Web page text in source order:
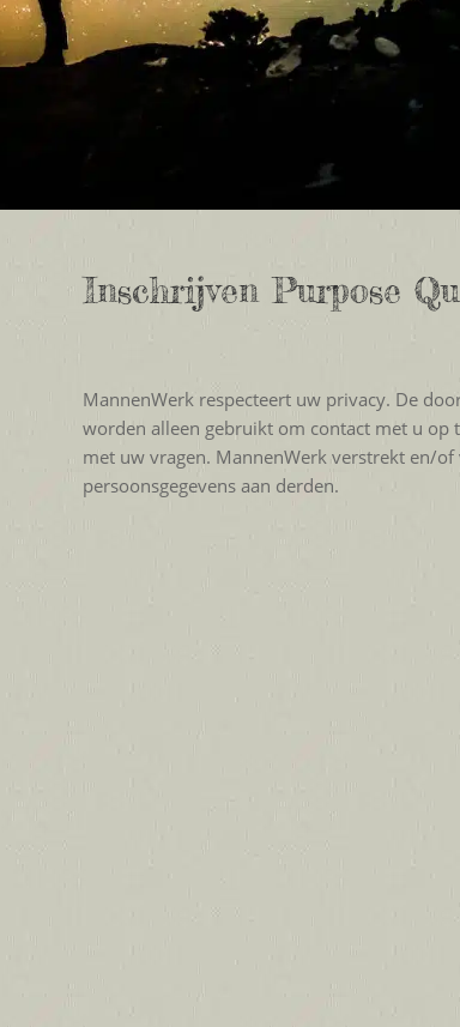
Inschrijven Purpose
MannenWerk respecteert uw privacy. De
worden alleen gebruikt om contact met u op
met uw vragen. MannenWerk verstrekt en/of
persoonsgegevens aan derden.